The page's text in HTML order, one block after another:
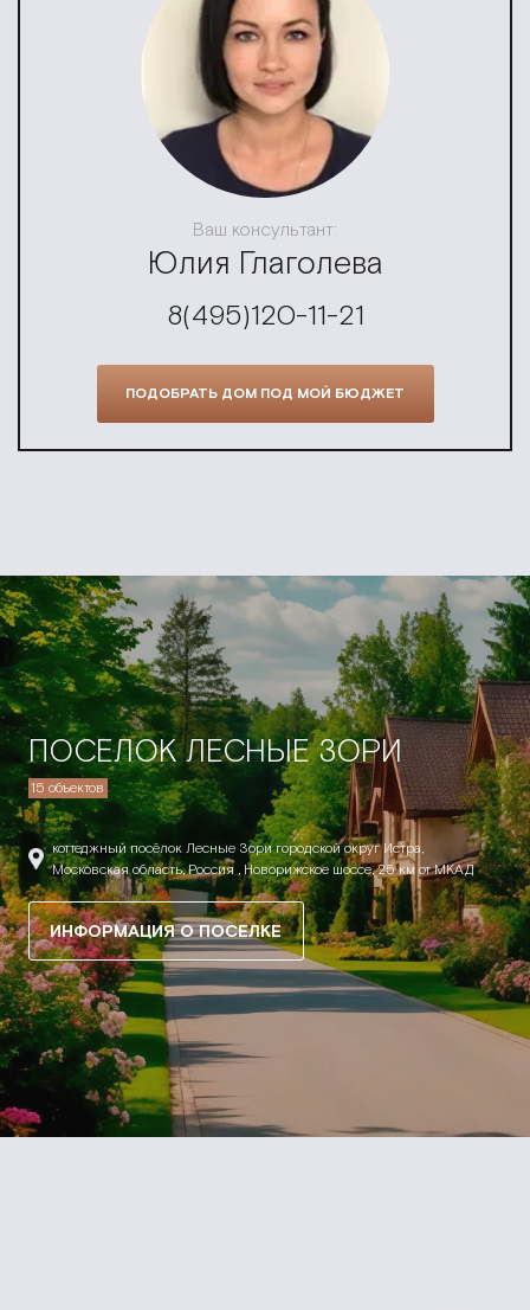
Ваш консультант:
Юлия Глаголева
8(495)120-11-21
ПОДОБРАТЬ ДОМ ПОД МОЙ БЮДЖЕТ
ПОСЕЛОК ЛЕСНЫЕ ЗОРИ
15 объектов
коттеджный посёлок Лесные Зори городской округ Истра,
Московская область, Россия , Новорижское шоссе, 25 км от МКАД
ИНФОРМАЦИЯ О ПОСЕЛКЕ